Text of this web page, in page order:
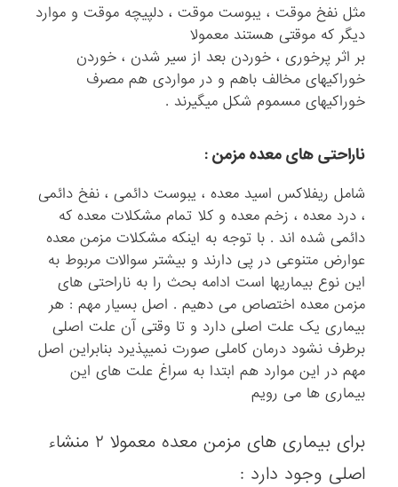
مثل نفخ موقت ، یبوست موقت ، دلپیچه موقت و موارد
دیگر که موقتی هستند معمولا
بر اثر پرخوری ، خوردن بعد از سیر شدن ، خوردن
خوراکیهای مخالف باهم و در مواردی هم مصرف
خوراکیهای مسموم شکل میگیرند .
ناراحتی های معده مزمن :
شامل ریفلاکس اسید معده ، یبوست دائمی ، نفخ دائمی
، درد معده ، زخم معده و کلا تمام مشکلات معده که
دائمی شده اند . با توجه به اینکه مشکلات مزمن معده
عوارض متنوعی در پی دارند و بیشتر سوالات مربوط به
این نوع بیماریها است ادامه بحث را به ناراحتی های
مزمن معده اختصاص می دهیم . اصل بسیار مهم : هر
بیماری یک علت اصلی دارد و تا وقتی آن علت اصلی
برطرف نشود درمان کاملی صورت نمیپذیرد بنابراین اصل
مهم در این موارد هم ابتدا به سراغ علت های این
بیماری ها می رویم
برای بیماری های مزمن معده معمولا ۲ منشاء
اصلی وجود دارد :